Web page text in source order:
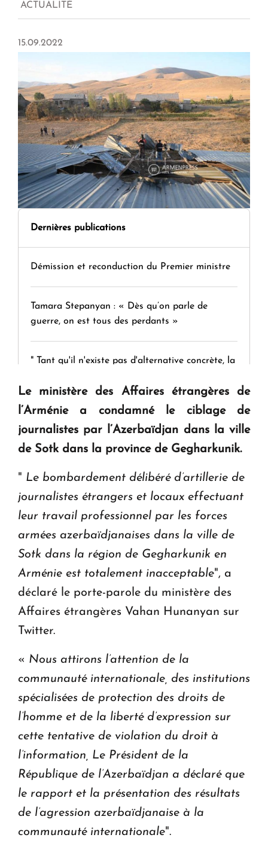
ACTUALITÉ
15.09.2022
Dernières publications
Démission et reconduction du Premier ministre
Tamara Stepanyan : « Dès qu’on parle de
guerre, on est tous des perdants »
" Tant qu'il n'existe pas d'alternative concrète, la
KASA : 30 ans d'audace, de résilience et d'avenir
en Arménie
Le premier hôtel Hyatt Regency d'Arménie
ouvrira ses portes à Dilijan
Le ministère des Affaires étrangères de
l’Arménie a condamné le ciblage de
journalistes par l’Azerbaïdjan dans la ville
de Sotk dans la province de Gegharkunik.
" Le bombardement délibéré d’artillerie de
journalistes étrangers et locaux effectuant
leur travail professionnel par les forces
armées azerbaïdjanaises dans la ville de
Sotk dans la région de Gegharkunik en
Arménie est totalement inacceptable", a
déclaré le porte-parole du ministère des
Affaires étrangères Vahan Hunanyan sur
Twitter.
« Nous attirons l’attention de la
communauté internationale, des institutions
spécialisées de protection des droits de
l’homme et de la liberté d’expression sur
cette tentative de violation du droit à
l’information, Le Président de la
République de l’Azerbaïdjan a déclaré que
le rapport et la présentation des résultats
de l’agression azerbaïdjanaise à la
communauté internationale".